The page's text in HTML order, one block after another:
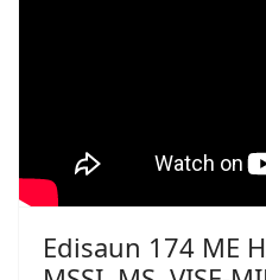
Edisaun 174 ME